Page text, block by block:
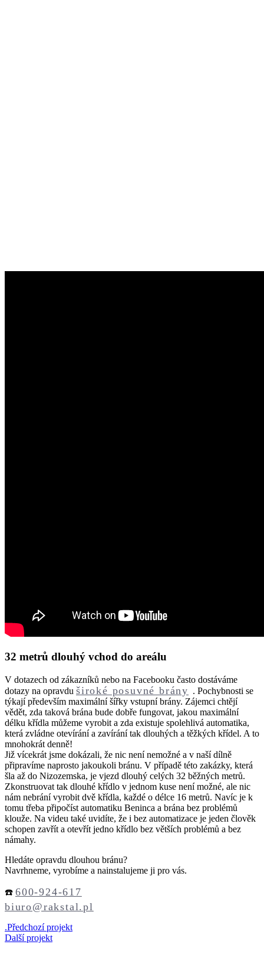
32 metrů dlouhý vchod do areálu
V dotazech od zákazníků nebo na Facebooku často dostáváme
dotazy na opravdu široké posuvné brány . Pochybnosti se
týkají především maximální šířky vstupní brány. Zájemci chtějí
vědět, zda taková brána bude dobře fungovat, jakou maximální
délku křídla můžeme vyrobit a zda existuje spolehlivá automatika,
která zvládne otevírání a zavírání tak dlouhých a těžkých křídel. A to
mnohokrát denně!
Již vícekrát jsme dokázali, že nic není nemožné a v naší dílně
připravíme naprosto jakoukoli bránu. V případě této zakázky, která
šla až do Nizozemska, je vjezd dlouhý celých 32 běžných metrů.
Zkonstruovat tak dlouhé křídlo v jednom kuse není možné, ale nic
nám nebrání vyrobit dvě křídla, každé o délce 16 metrů. Navíc je k
tomu třeba připočíst automatiku Beninca a brána bez problémů
klouže. Na videu také uvidíte, že i bez automatizace je jeden člověk
schopen zavřít a otevřít jedno křídlo bez větších problémů a bez
námahy.
Hledáte opravdu dlouhou bránu?
Navrhneme, vyrobíme a nainstalujeme ji pro vás.
☎️ 600-924-617
biuro@rakstal.pl
.Předchozí projekt
Další projekt